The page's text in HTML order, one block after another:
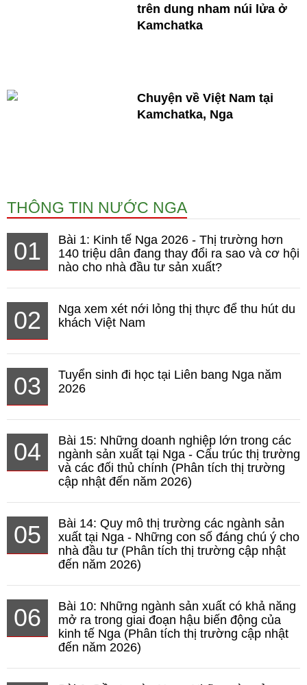
trên dung nham núi lửa ở
Kamchatka
Chuyện về Việt Nam tại
Kamchatka, Nga
THÔNG TIN NƯỚC NGA
01
Bài 1: Kinh tế Nga 2026 - Thị trường hơn
140 triệu dân đang thay đổi ra sao và cơ hội
nào cho nhà đầu tư sản xuất?
02
Nga xem xét nới lỏng thị thực để thu hút du
khách Việt Nam
03
Tuyển sinh đi học tại Liên bang Nga năm
2026
04
Bài 15: Những doanh nghiệp lớn trong các
ngành sản xuất tại Nga - Cấu trúc thị trường
và các đối thủ chính (Phân tích thị trường
cập nhật đến năm 2026)
05
Bài 14: Quy mô thị trường các ngành sản
xuất tại Nga - Những con số đáng chú ý cho
nhà đầu tư (Phân tích thị trường cập nhật
đến năm 2026)
06
Bài 10: Những ngành sản xuất có khả năng
mở ra trong giai đoạn hậu biến động của
kinh tế Nga (Phân tích thị trường cập nhật
đến năm 2026)